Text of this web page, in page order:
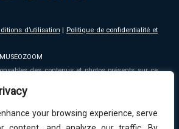
your browsing experience, serve
d’utilisation | Politique de confidentialité et
des contenus et photos présents sur ce
An initative ofMSW.